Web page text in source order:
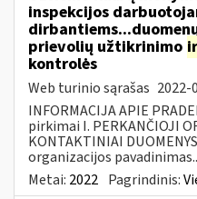
inspekcijos
prievolių užtikrinimo ir
kontrolės
Web turinio sąrašas 2022-
INFORMACIJA APIE
pirkimai I. PERKANČIOJI
KONTAKTINIAI
organizacijos
Metai: 2022 Pagrindinis: